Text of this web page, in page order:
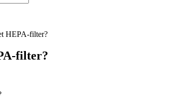
HEPA-filter?
filter?